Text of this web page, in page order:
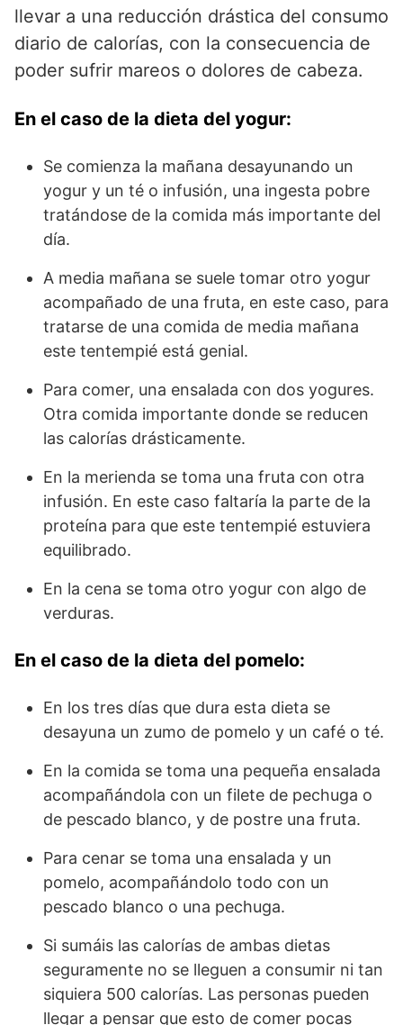
llevar a una reducción drástica del consumo
diario de calorías, con la consecuencia de
poder sufrir mareos o dolores de cabeza.
En el caso de la dieta del yogur:
Se comienza la mañana desayunando un
yogur y un té o infusión, una ingesta pobre
tratándose de la comida más importante del
día.
A media mañana se suele tomar otro yogur
acompañado de una fruta, en este caso, para
tratarse de una comida de media mañana
este tentempié está genial.
Para comer, una ensalada con dos yogures.
Otra comida importante donde se reducen
las calorías drásticamente.
En la merienda se toma una fruta con otra
infusión. En este caso faltaría la parte de la
proteína para que este tentempié estuviera
equilibrado.
En la cena se toma otro yogur con algo de
verduras.
En el caso de la dieta del pomelo:
En los tres días que dura esta dieta se
desayuna un zumo de pomelo y un café o té.
En la comida se toma una pequeña ensalada
acompañándola con un filete de pechuga o
de pescado blanco, y de postre una fruta.
Para cenar se toma una ensalada y un
pomelo, acompañándolo todo con un
pescado blanco o una pechuga.
Si sumáis las calorías de ambas dietas
seguramente no se lleguen a consumir ni tan
siquiera 500 calorías. Las personas pueden
llegar a pensar que esto de comer pocas